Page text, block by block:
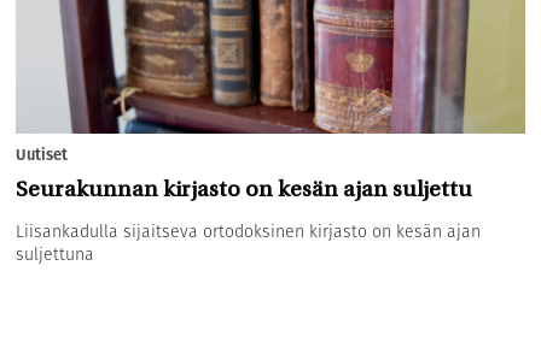
Uutiset
Seurakunnan kirjasto on kesän ajan suljettu
Liisankadulla sijaitseva ortodoksinen kirjasto on kesän ajan
suljettuna